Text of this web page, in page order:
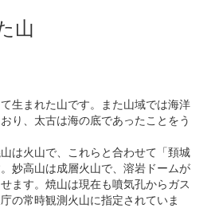
山
生まれた山です。また山域では海洋
り、太古は海の底であったことをう
は火山で、これらと合わせて「頚城
妙高山は成層火山で、溶岩ドームが
ます。焼山は現在も噴気孔からガス
の常時観測火山に指定されていま